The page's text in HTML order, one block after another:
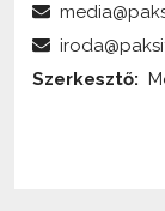
Szerkesztő: